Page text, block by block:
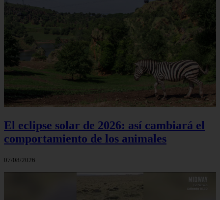
El eclipse solar de 2026: así cambiará el
comportamiento de los animales
07/08/2026